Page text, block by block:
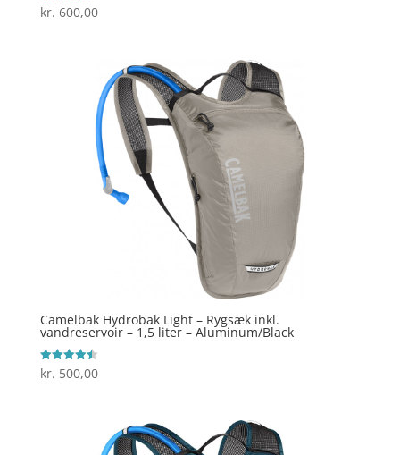
Vurderet
4.5
kr. 600,00
Camelbak Hydrobak Light – Rygsæk inkl.
vandreservoir – 1,5 liter – Aluminum/Black
Vurderet
4.5
kr. 500,00